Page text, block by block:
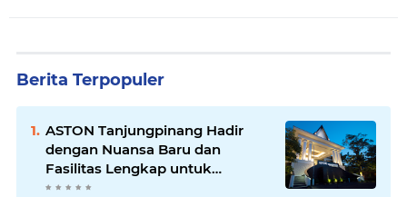
Berita Terpopuler
ASTON Tanjungpinang Hadir
dengan Nuansa Baru dan
Fasilitas Lengkap untuk
Kenyamanan Tamu